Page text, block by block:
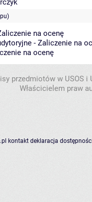
na ocenę
- Zaliczenie na
na ocenę
przedmiotów w USOS
Właścicielem praw
kontakt deklaracja